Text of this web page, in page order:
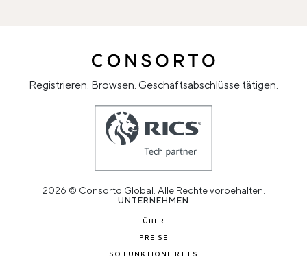
Registrieren. Browsen. Geschäftsabschlüsse tätigen.
2026 © Consorto Global. Alle Rechte vorbehalten.
UNTERNEHMEN
ÜBER
PREISE
SO FUNKTIONIERT ES